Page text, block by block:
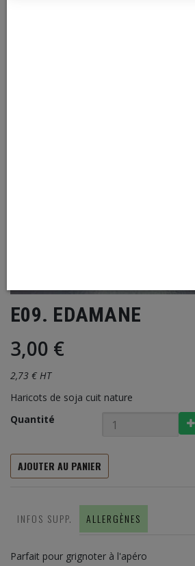
E09. EDAMANE
3,00 €
2,73 € HT
Haricots de soja cuit nature
Quantité
AJOUTER AU PANIER
INFOS SUPP. ALLERGÈNES
Parfait pour grignoter à l'apéro